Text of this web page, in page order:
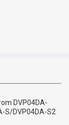
DVP04DA-
S/DVP04DA-S2